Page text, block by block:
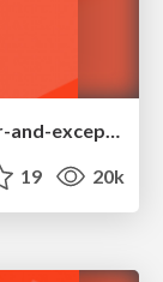
PHPのエラーと例外再入門 / php-error-and-exception
19 20k